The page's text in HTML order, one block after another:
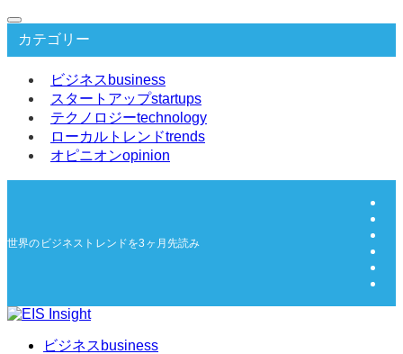
カテゴリー
ビジネス business
スタートアップstartups
テクノロジーtechnology
ローカルトレンドtrends
オピニオンopinion
世界のビジネストレンドを3ヶ月先読み | EIS Insight
ビジネス business